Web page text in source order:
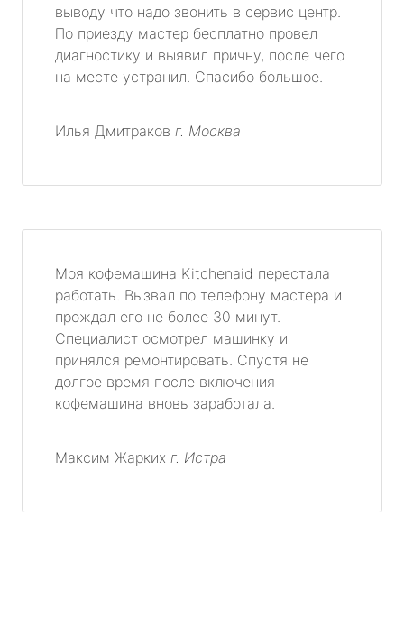
выводу что надо звонить в сервис центр.
По приезду мастер бесплатно провел
диагностику и выявил причну, после чего
на месте устранил. Спасибо большое.
Илья Дмитраков г. Москва
Моя кофемашина Kitchenaid перестала
работать. Вызвал по телефону мастера и
прождал его не более 30 минут.
Специалист осмотрел машинку и
принялся ремонтировать. Спустя не
долгое время после включения
кофемашина вновь заработала.
Максим Жарких г. Истра